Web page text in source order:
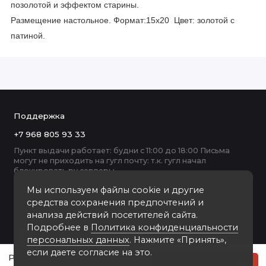
POLI-3 пластиковая рамка 15-20
позолотой и эффектом старины.
Размещение настольное. Формат:15x20 Цвет: золотой с
патиной.
Мы используем файлы cookie и другие
средства сохранения предпочтений и
анализа действий посетителей сайта.
Подробнее в Политика конфиденциальности
персональных данных. Нажмите «Принять»,
если даете согласие на это.
Поддержка
+7 968 805 93 33
Пункт выдачи работает: будни с 11:00 до 18:00 Письма
могут не приходить на гугл почту: т.к. гугл начал
блокировать ру серверы